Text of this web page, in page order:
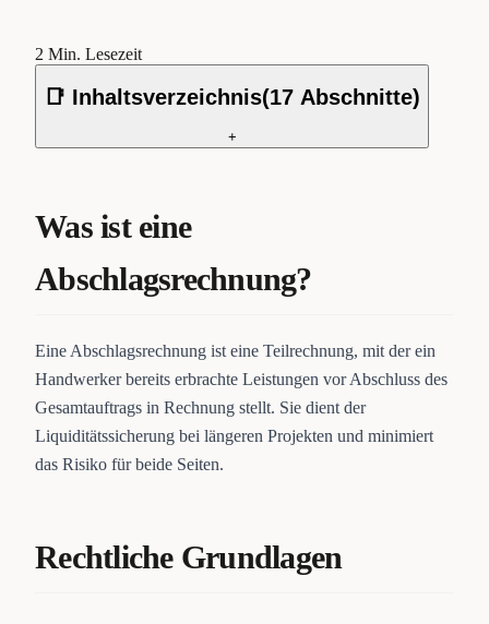
2 Min. Lesezeit
📑 Inhaltsverzeichnis(17 Abschnitte)
+
Was ist eine
Abschlagsrechnung?
Eine Abschlagsrechnung ist eine Teilrechnung, mit der ein
Handwerker bereits erbrachte Leistungen vor Abschluss des
Gesamtauftrags in Rechnung stellt. Sie dient der
Liquiditätssicherung bei längeren Projekten und minimiert
das Risiko für beide Seiten.
Rechtliche Grundlagen